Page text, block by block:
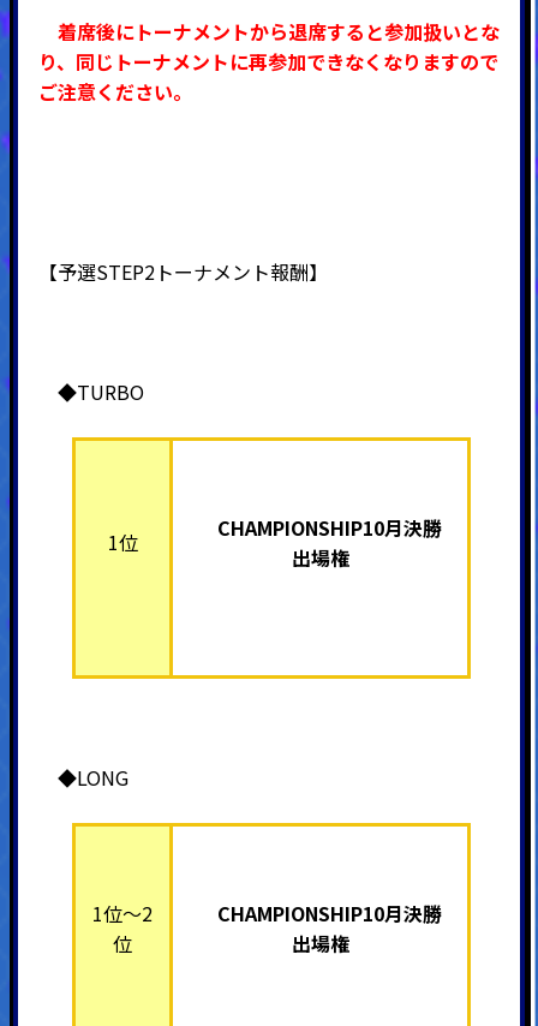
着席後にトーナメントから退席すると参加扱いとな
り、同じトーナメントに再参加できなくなりますので
ご注意ください。
【予選STEP2トーナメント報酬】
◆TURBO
1位
CHAMPIONSHIP10月決勝
出場権
◆LONG
1位～2
位
CHAMPIONSHIP10月決勝
出場権